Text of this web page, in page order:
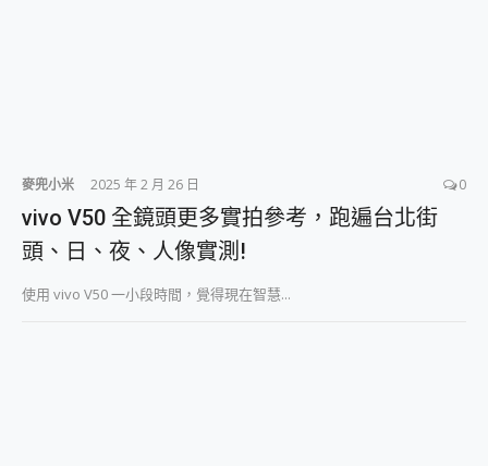
麥兜小米 2025 年 2 月 26 日 0
vivo V50 全鏡頭更多實拍參考，跑遍台北街
頭、日、夜、人像實測!
使用 vivo V50 一小段時間，覺得現在智慧...